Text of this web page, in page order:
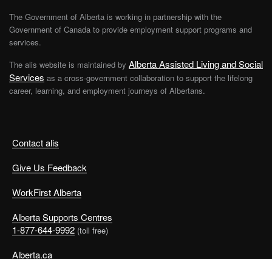
Contact alis
Give Us Feedback
WorkFirst Alberta
Alberta Supports Centres
1-877-644-9992 (toll free)
Alberta.ca
The Government of Alberta is working in partnership with the
Government of Canada to provide employment support programs and
services.
The alis website is maintained by Alberta Assisted Living and Social
Services as a cross-government collaboration to support the lifelong
career, learning, and employment journeys of Albertans.